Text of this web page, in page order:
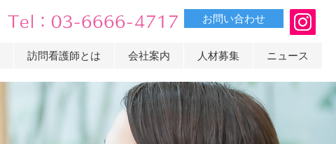
Tel：03-6666-4717 お問い合わせ
訪問看護師とは 会社案内 人材募集 ニュース